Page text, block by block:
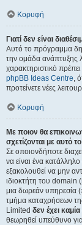
Κορυφή
Γιατί δεν είναι
Αυτό το πρόγραμμα
την ομάδα ανάπτυξης
χαρακτηριστικό
phpBB Ideas Centre,
προτείνετε νέες
Κορυφή
Με ποιον θα
σχετίζονται με αυτό
Σε οποιονδήποτε
να είναι ένα
εξακολουθεί να μην
ιδιοκτήτη του domain
μια δωρεάν υπηρεσία
τμήμα καταχρήσεων
Limited δεν έχει
θεωρηθεί υπεύθυνο